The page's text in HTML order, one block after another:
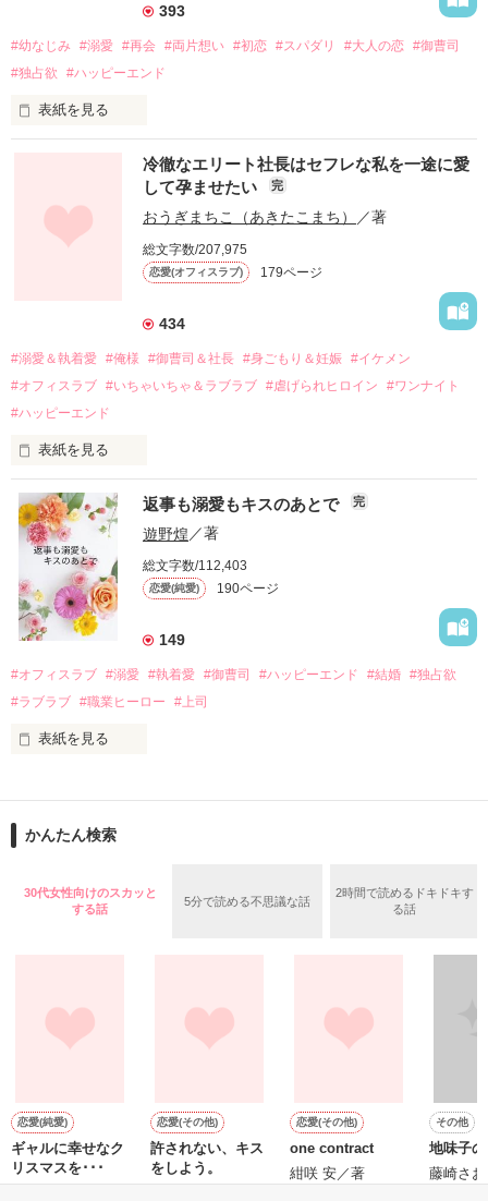
393
#幼なじみ #溺愛 #再会 #両片想い #初恋 #スパダリ #大人の恋 #御曹司
#独占欲
#ハッピーエンド
表紙を見る
幼なじみの哲平に淡い恋心を抱いていた美桜。
しかし、ある出来事をきっかけに二人の関係は壊れてしまう。
関係修復もできないまま、美桜は両親の離婚によって
引っ越すことになり、哲平とも離れ離れになった。
それから約十二年後。
過去の傷から、二度と会いたくないと思っていた哲平に
運命のような再会を果たす。
酔った勢いで一夜を共にしてしまった。
さらに、美桜が初めてだと知った哲平は
『責任をとる、結婚しよう』と真っ直ぐに告げてきた。
戸惑う美桜とは裏腹に、好きという気持ちを隠すことなく
甘やかしてくる。
そんなある日、哲平は美桜がストーカー被害に
遭っていることを知る。
美桜を守るため、哲平は同居を提案してきて――。
夏木美桜(なつきみお)
鳴海哲平 (なるみてっぺい)
2026.6.5～2026.7.25
＊以前、公開していた話の改稿版です＊
作品を読む
冷徹なエリート社長はセフレな私を一途に愛
して孕ませたい
完
おうぎまちこ（あきたこまち） ／著
総文字数/207,975
恋愛(オフィスラブ) 179ページ
434
#溺愛＆執着愛 #俺様 #御曹司＆社長 #身ごもり＆妊娠 #イケメン
#オフィスラブ #いちゃいちゃ＆ラブラブ #虐げられヒロイン
#ワンナイト
#ハッピーエンド
表紙を見る
おかしな噂を流されて前の職場でうまくいかなかった梅田美
桜は、海外で傷心旅行をしていたところ、日本人美青年と出会
い、酒の勢いもあり一夜限りの関係となる。
帰国後、美桜は新しい職場でワンナイトした美青年と再会。
なんと彼の正体は、とある財閥御曹司にも関わらず、一族を離
れて起業した新進気鋭の実業家、社内でも冷徹だと評判な社長
――御影恭司その人だったのだ――！
なぜか恭司から飼い猫の世話係を命じられた美桜は、猫の世
の関係となってしまい――？
返事も溺愛もキスのあとで 完
遊野煌／著
総文字数/112,403
恋愛(純愛) 190ページ
149
#オフィスラブ #溺愛 #執着愛 #御曹司 #ハッピーエンド #結婚 #独占欲
#ラブラブ #職業ヒーロー #上司
表紙を見る
ションの企画戦略室で働いている。
めた、同期で恋人の石垣守（26）がいるのだが、後輩の姫原由
いた。
守と由羅から『便利屋雛子』と馬鹿にされ、一人こっそり泣い
鷹哉『宜しくな、俺の雛子』🦅
雛子『俺の……ひぃ、雛子？！！！』🐥
※表紙も作中使用の画像も全てフリー素材です。
※執筆期間2026.6.3〜7.20完結です。
かんたん検索
30代女性向けのスカッと
する話
5分で読める不思議な話
2時間で読めるドキドキす
る話
恋愛(純愛)
ギャルに幸せなク
リスマスを･･･
恋愛(その他)
許されない、キス
をしよう。
恋愛(その他)
one contract
紺咲 安／著
その他
地味子
藤崎さ